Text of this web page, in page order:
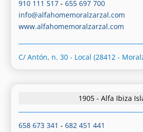
910 111 517 -655 697 700
info@alfahomemoralzarzal.com
www.alfahomemoralzarzal.com
C/ Antón, n. 30 - Local (28412 -
1905 - Alfa Ibiza
658 673 341 -682 451 441